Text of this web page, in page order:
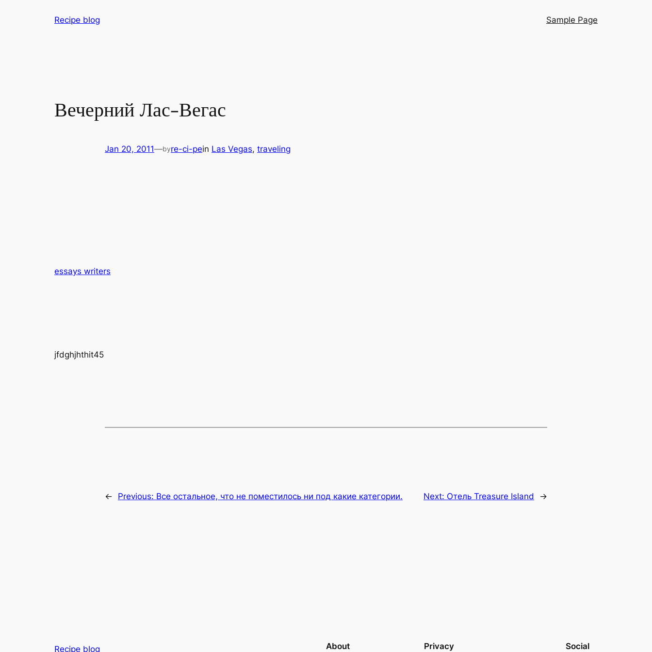
Recipe blog Sample Page
Вечерний Лас-Вегас
Jan 20, 2011—byre-ci-pein Las Vegas, traveling
essays writers
jfdghjhthit45
← Previous: Все остальное, что не поместилось ни под какие категории. Next: Отель Treasure Island →
Recipe blog About Privacy Social